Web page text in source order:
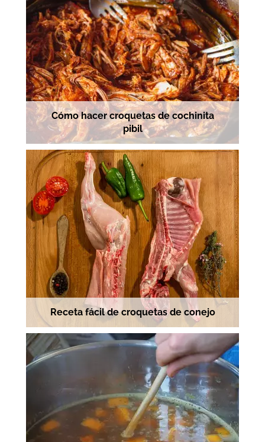
Cómo hacer croquetas de cochinita
pibil
Receta fácil de croquetas de conejo